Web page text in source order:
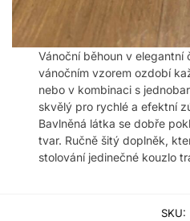
Vánoční běhoun v
vánočním vzorem ozdobí
nebo v kombinaci s
skvělý pro rychlé a efektní
Bavlněná látka se dobře
tvar. Ručně šitý doplněk,
stolování jedinečné kouzlo
SKU: